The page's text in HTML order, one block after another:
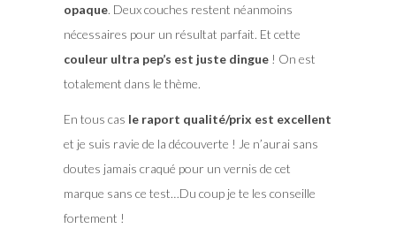
opaque. Deux couches restent néanmoins
nécessaires pour un résultat parfait. Et cette
couleur ultra pep’s est juste dingue! On est
totalement dans le thème.
En tous cas le raport qualité/prix est excellent
et je suis ravie de la découverte ! Je n’aurai sans
doutes jamais craqué pour un vernis de cet
marque sans ce test…Du coup je te les conseille
fortement !